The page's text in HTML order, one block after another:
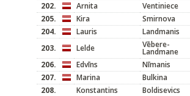
202.
Arnita
Ventiniece
205.
Kira Smirnova
204.
Lauris
Landmanis
203.
Lelde Vēbere-
Landmane
206.
Edvīns
Nīmanis
207.
Marina Bulkina
208.
Konstantins
Boldisevics